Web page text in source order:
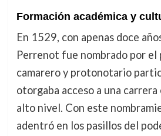
Formación académica y
En 1529, con apenas doce
Perrenot fue nombrado por el
camarero y protonotario
otorgaba acceso a una
alto nivel. Con este
adentró en los pasillos del